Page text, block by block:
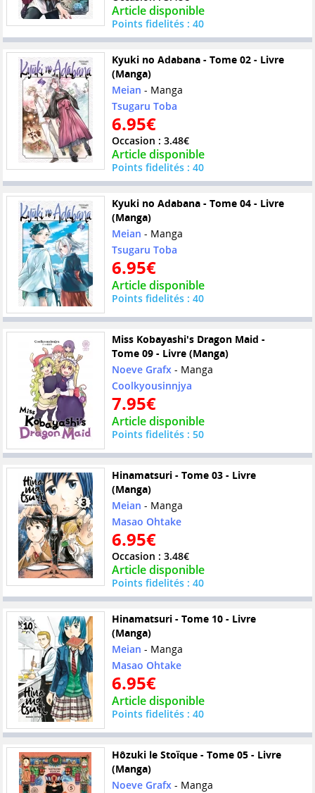
Article disponible
Points fidelités : 40
Kyuki no Adabana - Tome 02 - Livre
(Manga)
Meian - Manga
Tsugaru Toba
6.95€
Occasion : 3.48€
Article disponible
Points fidelités : 40
Kyuki no Adabana - Tome 04 - Livre
(Manga)
Meian - Manga
Tsugaru Toba
6.95€
Article disponible
Points fidelités : 40
Miss Kobayashi's Dragon Maid -
Tome 09 - Livre (Manga)
Noeve Grafx- Manga
Coolkyousinnjya
7.95€
Article disponible
Points fidelités : 50
Hinamatsuri - Tome 03 - Livre
(Manga)
Meian - Manga
Masao Ohtake
6.95€
Occasion : 3.48€
Article disponible
Points fidelités : 40
Hinamatsuri - Tome 10 - Livre
(Manga)
Meian - Manga
Masao Ohtake
6.95€
Article disponible
Points fidelités : 40
Hôzuki le Stoïque - Tome 05 - Livre
(Manga)
Noeve Grafx- Manga